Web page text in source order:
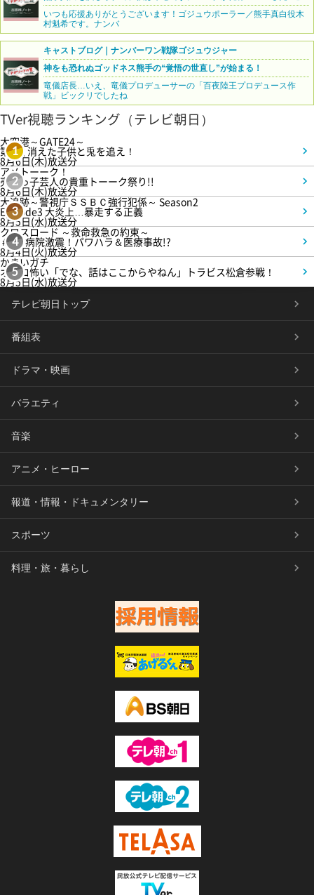
いつも応援ありがとうございます！ゴジュウポーラー／熊手真白役木
村魁希です。ナンバ
キャストブログ｜ナンバーワン戦隊ゴジュウジャー
神をも恐れぬゴッドネス熊手の“覚悟の世直し”が始まる！
竜儀店長…いえ、竜儀プロデューサーの「百夜陸王プロデュース作
戦」ビックリでしたね
TVer視聴ランキング（テレビ朝日）
1
大空港～GATE24～
第3話 消えた子供と兎を追え！
8月6日(木)放送分
2
アメトーーク！
売れっ子芸人の貴重トーーク祭り!!
8月6日(木)放送分
3
大追跡～警視庁ＳＳＢＣ強行犯係～ Season2
Episode3 大炎上…暴走する正義
8月5日(水)放送分
4
クロスロード ～救命救急の約束～
＃5 病院激震！パワハラ＆医療事故!?
8月4日(火)放送分
5
かまいガチ
オモロ怖い「でな、話はここからやねん」トラビス松倉参戦！
8月5日(水)放送分
テレビ朝日トップ
番組表
ドラマ・映画
バラエティ
音楽
アニメ・ヒーロー
報道・情報・ドキュメンタリー
スポーツ
料理・旅・暮らし